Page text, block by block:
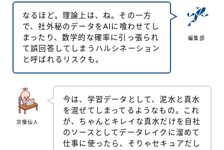
編集部
なるほど。理論上は、ね。その一方
で、社外秘のデータをAIに喰わせてし
まったり、数学的な確率に引っ張られ
て誤回答してしまうハルシネーション
と呼ばれるリスクも。
宗像仙人
今は、学習データとして、泥水と真水
を混ぜてしまってるようなもの。これ
が、ちゃんとキレイな真水だけを自社
のソースとしてデータレイクに溜めて
仕事に使ったら、そりゃセキュアだし